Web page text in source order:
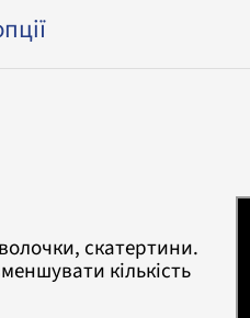
скатертини.
кількість